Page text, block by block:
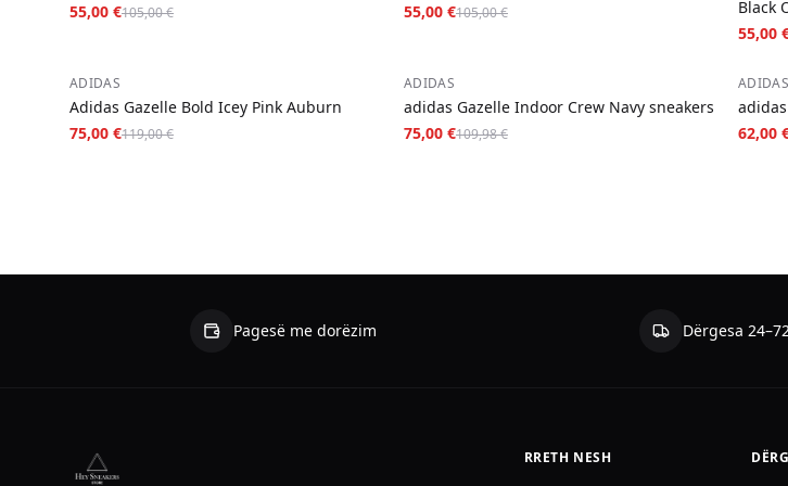
55,00 €105,00 €
55,00 €105,00 €
Black
55,00
−37%
ADIDAS
Adidas Gazelle Bold Icey Pink Auburn
75,00 €119,00 €
−32%
ADIDAS
adidas Gazelle Indoor Crew Navy sneakers
75,00 €109,98 €
−42%
ADIDAS
62,00
Pagesë me dorëzim Dërgesa
RRETH NESH